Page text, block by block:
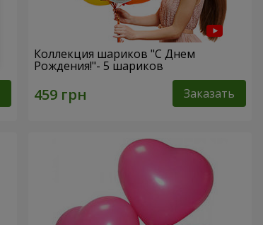
Коллекция шариков "С Днем
Рождения!"- 5 шариков
Заказать